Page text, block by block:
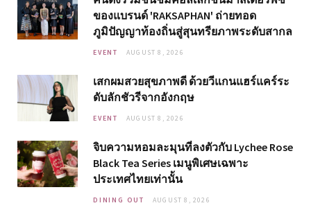
ของแบรนด์ 'RAKSAPHAN' ถ่ายทอด
ภูมิปัญญาท้องถิ่นสู่สุนทรียภาพระดับสากล
EVENT AUGUST 8, 2026
เสกผมสวยสุขภาพดี ด้วยวีแกนแฮร์แคร์ระ
ดับลักชัวรีจากอังกฤษ
EVENT AUGUST 8, 2026
จิบความหอมละมุนที่ลงตัวกับ Lychee Rose
Black Tea Series เมนูพิเศษเฉพาะ
ประเทศไทยเท่านั้น
DINING OUT AUGUST 8, 2026